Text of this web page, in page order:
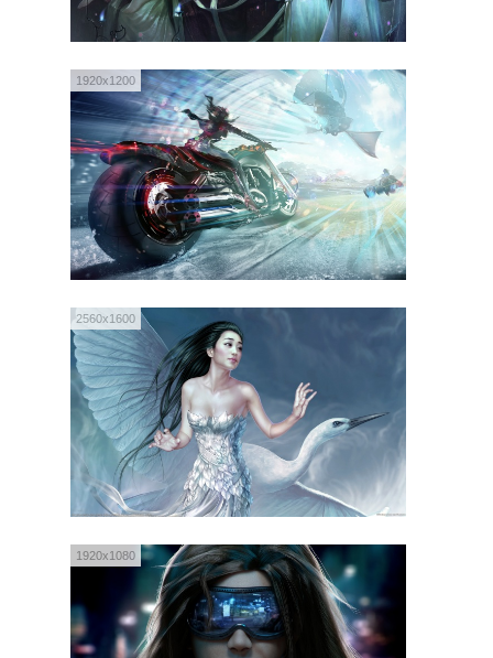
1920x1200
2560x1600
1920x1080